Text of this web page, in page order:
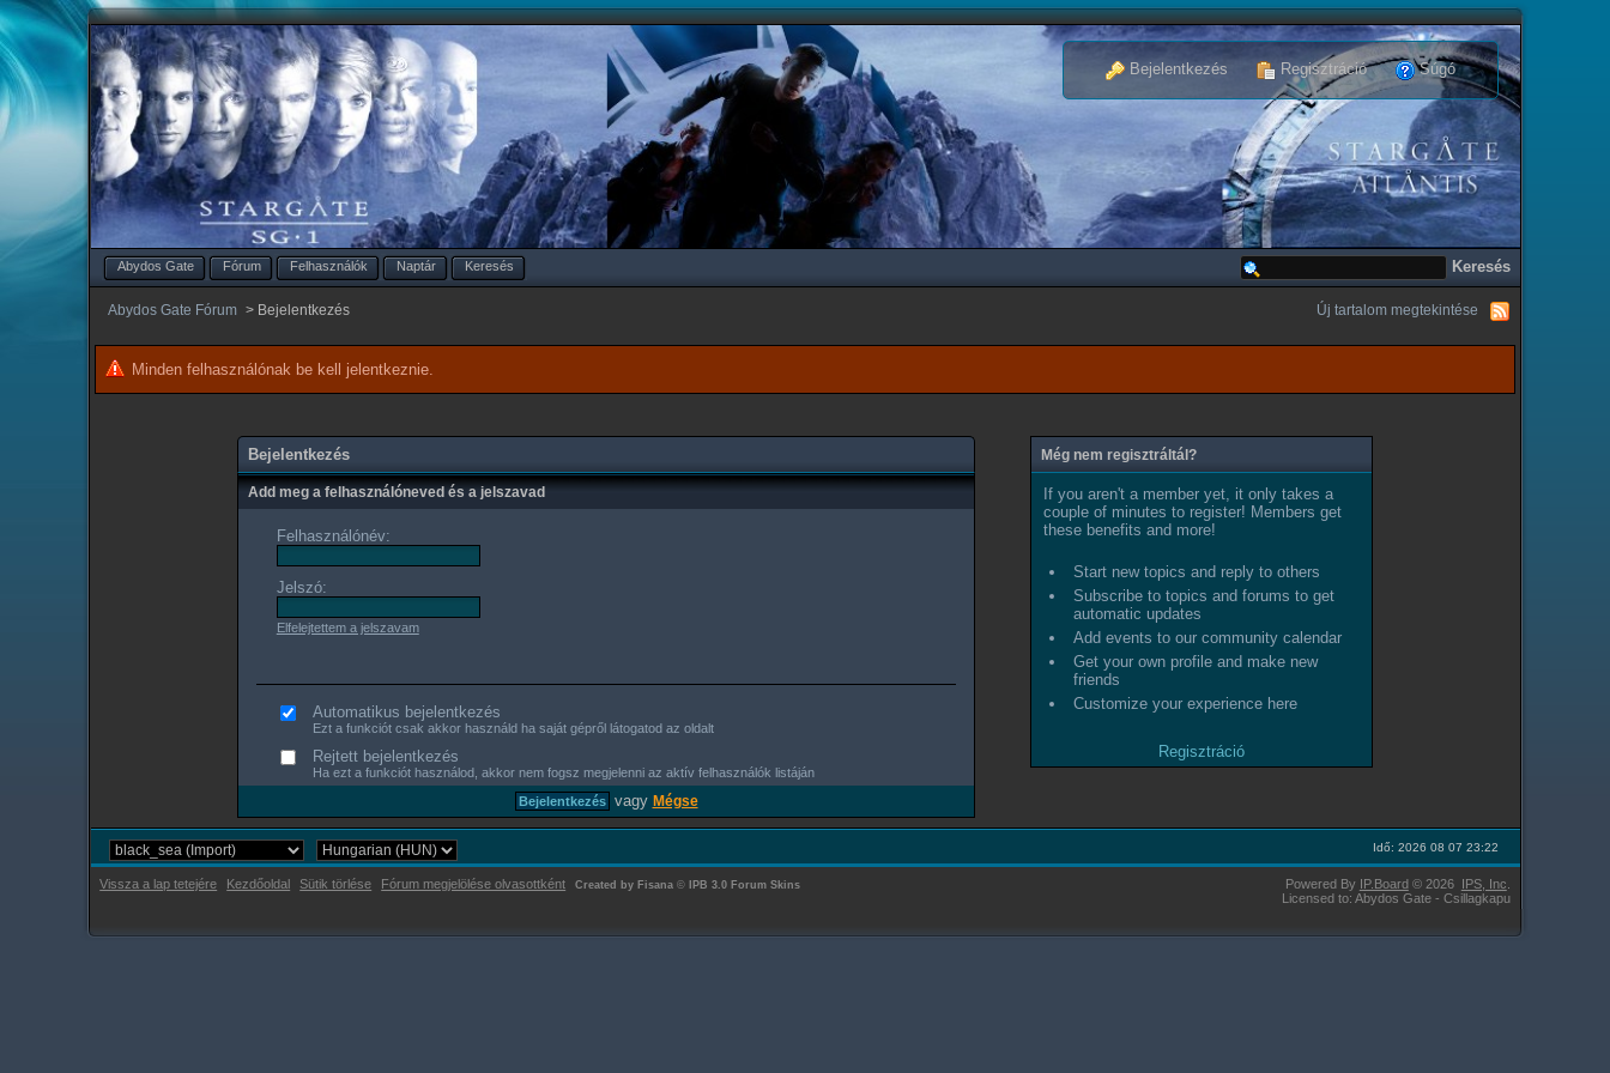
Bejelentkezés Regisztráció Súgó
Abydos Gate Fórum Felhasználók Naptár Keresés
Abydos Gate Fórum > Bejelentkezés Új tartalom megtekintése
Minden felhasználónak be kell jelentkeznie.
Bejelentkezés
Add meg a felhasználóneved és a jelszavad
Felhasználónév:
Jelszó:
Elfelejtettem a jelszavam
Automatikus bejelentkezés
Ezt a funkciót csak akkor használd ha saját gépről látogatod az oldalt
Rejtett bejelentkezés
Ha ezt a funkciót használod, akkor nem fogsz megjelenni az aktív felhasználók listáján
vagy Mégse
Még nem regisztráltál?
If you aren't a member yet, it only takes a
couple of minutes to register! Members get
these benefits and more!
Start new topics and reply to others
Subscribe to topics and forums to get
automatic updates
Add events to our community calendar
Get your own profile and make new
friends
Customize your experience here
Regisztráció
Idő: 2026 08 07 23:22
Vissza a lap tetejére Kezdőoldal Sütik törlése Fórum megjelölése olvasottként Powered By IP.Board © 2026 IPS, Inc.
Licensed to: Abydos Gate - Csillagkapu
Created by Fisana © IPB 3.0 Forum Skins